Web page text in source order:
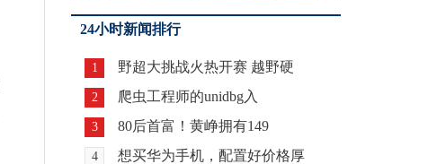
24小时新闻排行
1 野超大挑战火热开赛 越野硬
2 爬虫工程师的unidbg入
3 80后首富！黄峥拥有149
4 想买华为手机，配置好价格厚